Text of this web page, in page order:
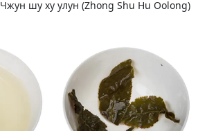
Чжун шу ху улун (Zhong Shu Hu Oolong)